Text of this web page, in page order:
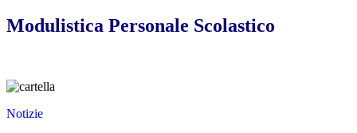
Modulistica Personale Scolastico
Notizie